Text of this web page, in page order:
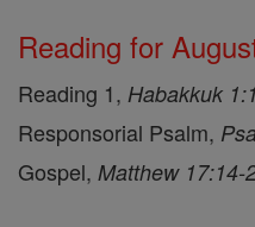
Reading for
Reading 1, Habakkuk
Responsorial Psalm,
Gospel, Matthew 17:14-